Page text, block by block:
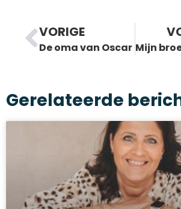
VORIGE
De oma van Oscar
Gerelateerde